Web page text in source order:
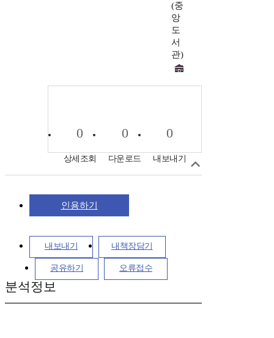
(중
앙
도
서
관)
0
상세조회
0
다운로드
0
내보내기
인용하기
내보내기 내책장담기
공유하기 오류접수
분석정보